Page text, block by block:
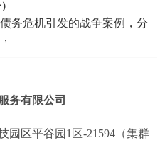
务危机引发的战争案例，分
务有限公司
园区平谷园1区-21594（集群